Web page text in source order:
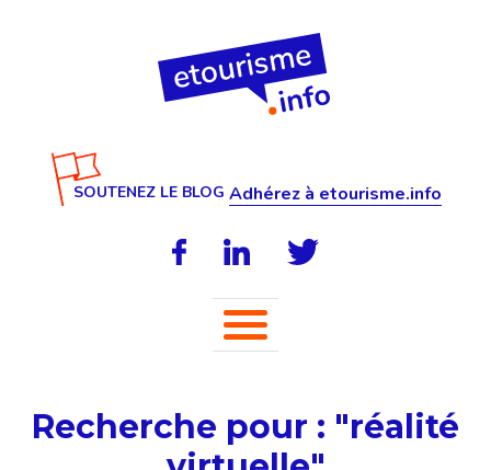
SOUTENEZ LE BLOG Adhérez à etourisme.info
Recherche pour : "réalité